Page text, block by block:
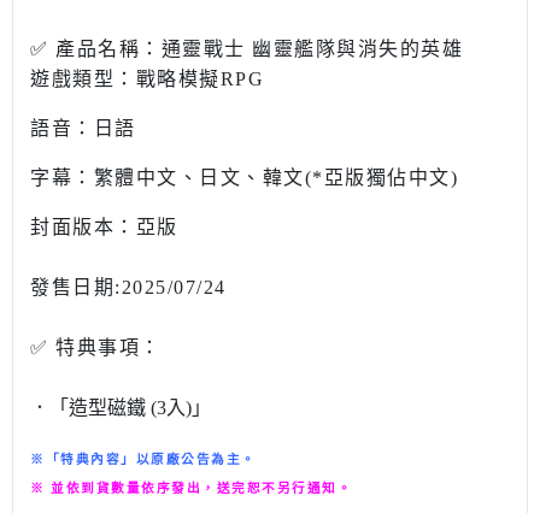
✅ 產品名稱： 通靈戰士 幽靈艦隊與消失的英雄
遊戲類型：戰略模擬RPG
語音：日語
字幕：繁體中文、日文、韓文(*亞版獨佔中文)
封面版本：亞版
發售日期:2025/07/24
✅ 特典事項：
．「造型磁鐵 (3入) 」
※「特典內容」以原廠公告為主。
※ 並依到貨數量依序發出，送完恕不另行通知。